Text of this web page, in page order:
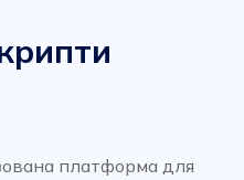
платформа для